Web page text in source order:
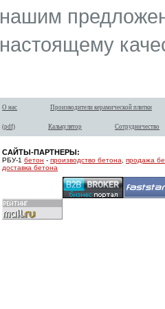
нашим
настоящему
О нас Производители керамической плитки
(pdf) Калькулятор Сотрудничество
САЙТЫ-ПАРТНЕРЫ:
РБУ-1 бетон - производство бетона
продажа
доставка бетона